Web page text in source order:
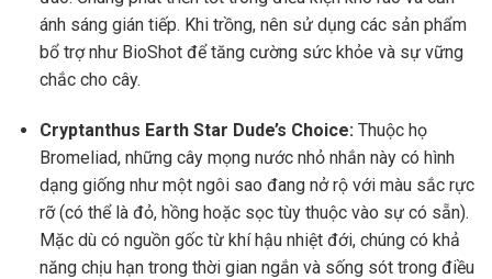
ánh sáng gián tiếp. Khi trồng, nên sử dụng các sản phẩm
bổ trợ như BioShot để tăng cường sức khỏe và sự vững
chắc cho cây.
Cryptanthus Earth Star Dude’s Choice: Thuộc họ
Bromeliad, những cây mọng nước nhỏ nhắn này có hình
dạng giống như một ngôi sao đang nở rộ với màu sắc rực
rỡ (có thể là đỏ, hồng hoặc sọc tùy thuộc vào sự có sẵn).
Mặc dù có nguồn gốc từ khí hậu nhiệt đới, chúng có khả
năng chịu hạn trong thời gian ngắn và sống sót trong điều